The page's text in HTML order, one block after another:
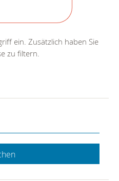
ein. Zusätzlich haben Sie
zu filtern.